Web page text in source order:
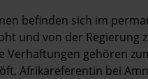
befinden sich im
und von der Regierung
Verhaftungen gehören
Afrikareferentin bei